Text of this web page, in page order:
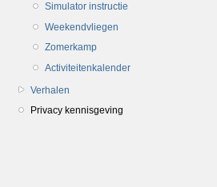
Simulator instructie
Weekendvliegen
Zomerkamp
Activiteitenkalender
Verhalen
Privacy kennisgeving